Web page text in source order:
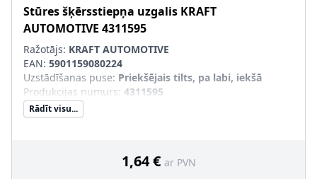
Stūres šķērsstiepņa uzgalis KRAFT
AUTOMOTIVE 4311595
Ražotājs: KRAFT AUTOMOTIVE
EAN: 5901159080224
Uzstādīšanas puse: Priekšējais tilts, pa labi, iekšā
Produkcijas numurs: 4311595
Rādīt visu...
1,64 € ar PVN